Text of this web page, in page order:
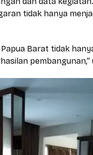
tidak hanya
Barat tidak
pembangunan,”